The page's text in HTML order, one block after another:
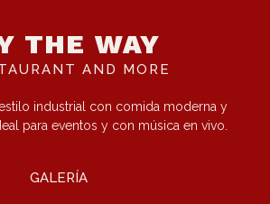
THE WAY
AND MORE
industrial con comida moderna y
para eventos y con música en vivo.
GALERÍA